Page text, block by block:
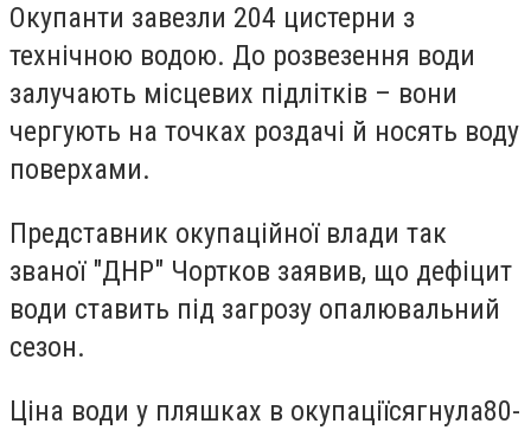
Окупанти завезли 204 цистерни з
технічною водою. До розвезення води
залучають місцевих підлітків – вони
чергують на точках роздачі й носять воду
поверхами.
Представник окупаційної влади так
званої "ДНР" Чортков заявив, що дефіцит
води ставить під загрозу опалювальний
сезон.
Ціна води у пляшках в окупаціїсягнула80-